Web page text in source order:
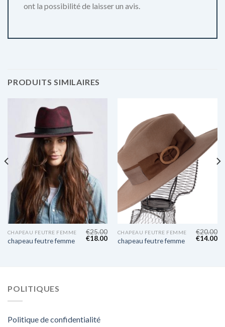
ont la possibilité de laisser un avis.
PRODUITS SIMILAIRES
CHAPEAU FEUTRE FEMME
chapeau feutre femme
€25.00
€18.00
CHAPEAU FEUTRE FEMME
chapeau feutre femme
€20.00
€14.00
POLITIQUES
Politique de confidentialité